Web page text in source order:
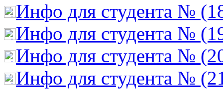
Инфо для студента №
Инфо для студента №
Инфо для студента №
Инфо для студента №